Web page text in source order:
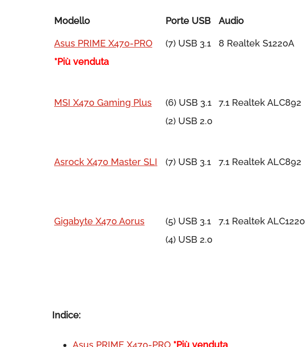
Modello Porte USB Audio
Asus PRIME X470-PRO
*Più venduta
(7) USB 3.1 8 Realtek S1220A
MSI X470 Gaming Plus
(6) USB 3.1
(2) USB 2.0
7.1 Realtek ALC892
Asrock X470 Master SLI (7) USB 3.1 7.1 Realtek ALC892
Gigabyte X470 Aorus
(5) USB 3.1
(4) USB 2.0
7.1 Realtek ALC1220
Indice:
Asus PRIME X470-PRO *Più venduta